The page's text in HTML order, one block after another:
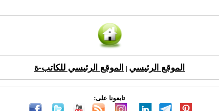
الموقع الرئيسي الموقع الرئيسي للكاتب-ة
تابعونا على: